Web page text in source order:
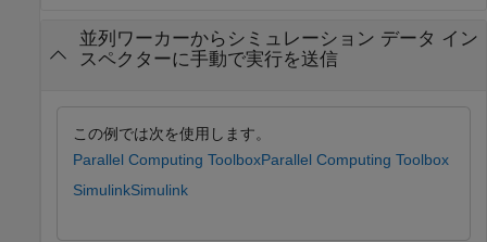
並列ワーカーからシミュレーション データ イン
スペクターに手動で実行を送信
この例では次を使用します。
Parallel Computing ToolboxParallel Computing Toolbox
SimulinkSimulink